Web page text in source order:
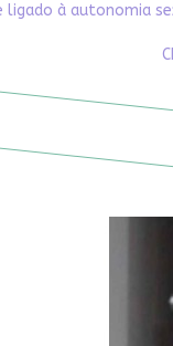
à autonomia